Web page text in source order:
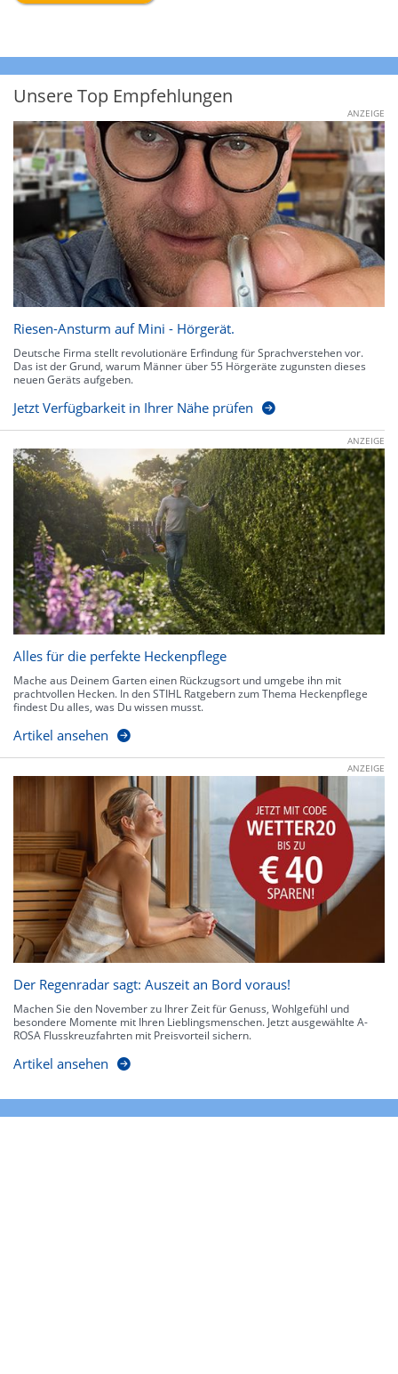
Unsere Top Empfehlungen
ANZEIGE
Riesen-Ansturm auf Mini - Hörgerät.
Deutsche Firma stellt revolutionäre Erfindung für Sprachverstehen vor.
Das ist der Grund, warum Männer über 55 Hörgeräte zugunsten dieses
neuen Geräts aufgeben.
Jetzt Verfügbarkeit in Ihrer Nähe prüfen
ANZEIGE
Alles für die perfekte Heckenpflege
Mache aus Deinem Garten einen Rückzugsort und umgebe ihn mit
prachtvollen Hecken. In den STIHL Ratgebern zum Thema Heckenpflege
findest Du alles, was Du wissen musst.
Artikel ansehen
ANZEIGE
Der Regenradar sagt: Auszeit an Bord voraus!
Machen Sie den November zu Ihrer Zeit für Genuss, Wohlgefühl und
besondere Momente mit Ihren Lieblingsmenschen. Jetzt ausgewählte A-
ROSA Flusskreuzfahrten mit Preisvorteil sichern.
Artikel ansehen